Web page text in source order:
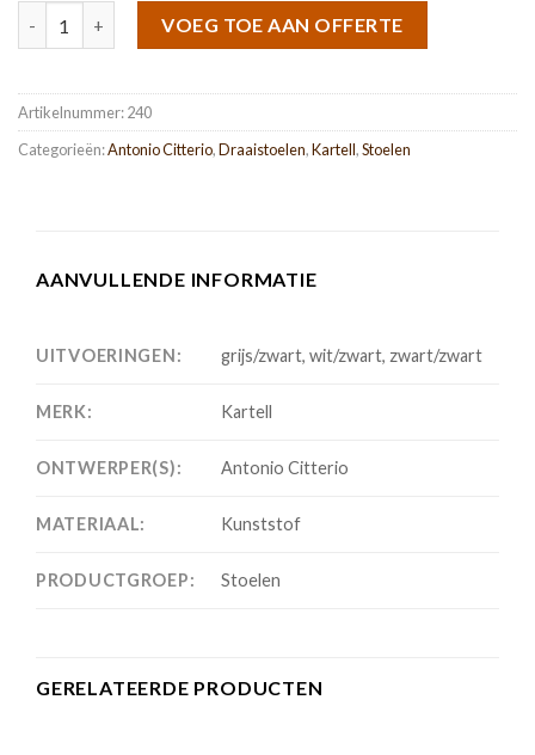
VOEG TOE AAN OFFERTE
Artikelnummer:240
Categorieën:Antonio Citterio,Draaistoelen,Kartell,Stoelen
AANVULLENDE INFORMATIE
UITVOERINGEN: grijs/zwart, wit/zwart, zwart/zwart
MERK: Kartell
ONTWERPER(S): Antonio Citterio
MATERIAAL: Kunststof
PRODUCTGROEP: Stoelen
GERELATEERDE PRODUCTEN